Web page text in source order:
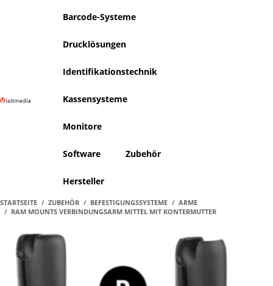
Barcode-Systeme
Drucklösungen
Identifikationstechnik
Kassensysteme
Monitore
Software Zubehör
Hersteller
STARTSEITE ZUBEHÖR BEFESTIGUNGSSYSTEME
ARME
RAM MOUNTS VERBINDUNGSARM MITTEL MIT KONTERMUTTER